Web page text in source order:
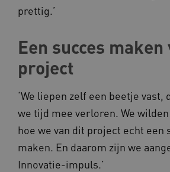
prettig.’
Een succes maken
project
‘We liepen zelf een beetje vast,
we tijd mee verloren. We
hoe we van dit project echt een
maken. En daarom zijn we
Innovatie-impuls.’
Google Privacy